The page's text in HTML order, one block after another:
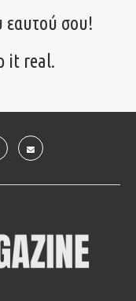
εαυτού σου!
it real.